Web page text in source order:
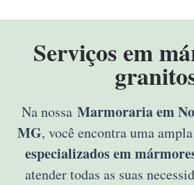
Serviços em
Na nossa Marmoraria em
MG, você encontra uma
especializados em
atender todas as suas